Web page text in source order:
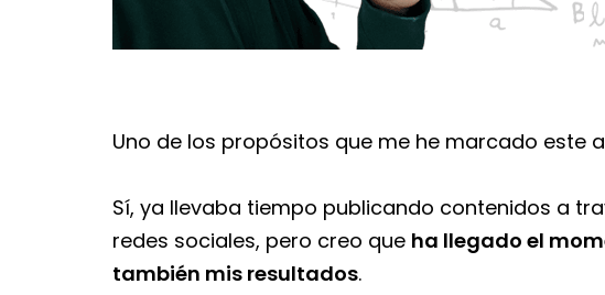
Uno de los propósitos que me he marcado este
Sí, ya llevaba tiempo publicando contenidos a
redes sociales, pero creo que ha llegado el
también mis resultados.